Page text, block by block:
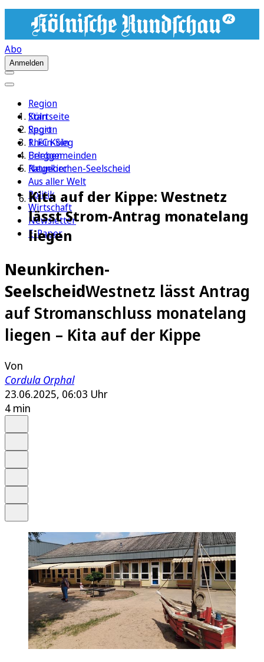
Abo
Anmelden
Region
Köln
Sport
1. FC Köln
Erleben
Ratgeber
Aus aller Welt
Politik
Wirtschaft
Newsletter
E-Paper
Startseite
Region
Rhein-Sieg
Berggemeinden
Neunkirchen-Seelscheid
Kita auf der Kippe: Westnetz
lässt Strom-Antrag monatelang
liegen
Neunkirchen-
SeelscheidWestnetz lässt Antrag
auf Stromanschluss monatelang
liegen – Kita auf der Kippe
Von
Cordula Orphal
23.06.2025, 06:03 Uhr
4 min